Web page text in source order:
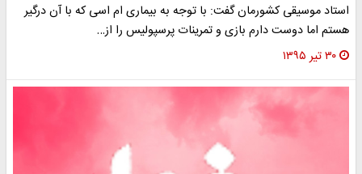
استاد موسیقی کشورمان گفت: با توجه به بیماری ام اسی که با آن درگیر
هستم اما دوست دارم بازی و تمرینات پرسپولیس را از…
۳۰ تیر ۱۳۹۵